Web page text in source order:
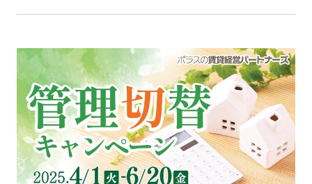
経歴
1971年神奈川県生まれ。95年慶応義塾大学経済学部
を卒業、同年銀行系シンクタンクに入社する。99年
日本経済研究センターに出向し、2000年シンガポー
ルの東南アジア研究所に出向。02年から05年まで生
保系シンクタンク経済調査部主任エコノミストを経